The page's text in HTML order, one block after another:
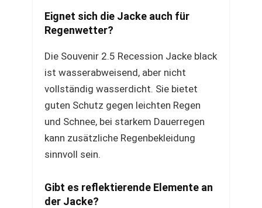
Eignet sich die Jacke auch für
Regenwetter?
Die Souvenir 2.5 Recession Jacke black
ist wasserabweisend, aber nicht
vollständig wasserdicht. Sie bietet
guten Schutz gegen leichten Regen
und Schnee, bei starkem Dauerregen
kann zusätzliche Regenbekleidung
sinnvoll sein.
Gibt es reflektierende Elemente an
der Jacke?